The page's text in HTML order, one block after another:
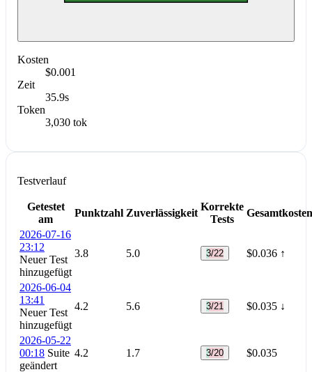
Kosten
$0.001
Zeit
35.9s
Token
3,030 tok
Testverlauf
Getestet
am
Punktzahl Zuverlässigkeit
Korrekte
Tests
Gesamtkosten
2026-07-16
23:12
Neuer Test
hinzugefügt
3.8 5.0 3/22 $0.036 ↑
2026-06-04
13:41
Neuer Test
hinzugefügt
4.2 5.6 3/21 $0.035 ↓
2026-05-22
00:18 Suite
geändert
4.2 1.7 3/20 $0.035